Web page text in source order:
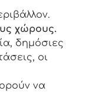
χώρους.
δημόσιες
οι
να